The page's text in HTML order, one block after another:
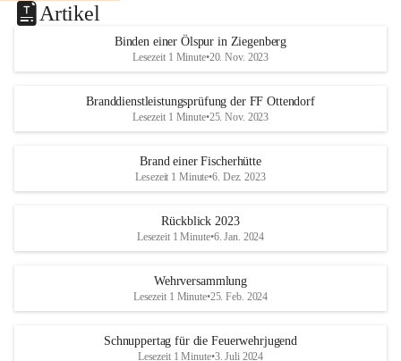
Artikel
Binden einer Ölspur in Ziegenberg
Lesezeit 1 Minute•20. Nov. 2023
Branddienstleistungsprüfung der FF Ottendorf
Lesezeit 1 Minute•25. Nov. 2023
Brand einer Fischerhütte
Lesezeit 1 Minute•6. Dez. 2023
Rückblick 2023
Lesezeit 1 Minute•6. Jan. 2024
Wehrversammlung
Lesezeit 1 Minute•25. Feb. 2024
Schnuppertag für die Feuerwehrjugend
Lesezeit 1 Minute•3. Juli 2024